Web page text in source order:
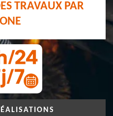
TRAVAUX PAR